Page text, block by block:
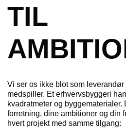
TIL
Vi ser os ikke blot som leverandør
medspiller. Et erhvervsbyggeri
kvadratmeter og byggematerialer.
forretning, dine ambitioner og din
hvert projekt med samme tilgang: